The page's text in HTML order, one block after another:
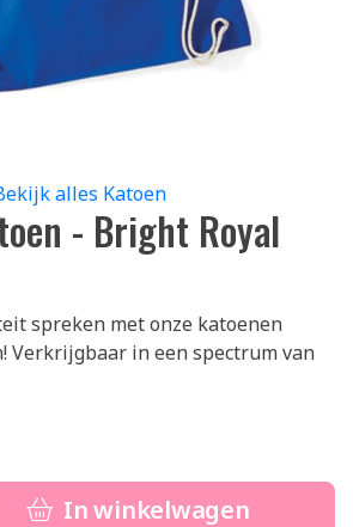
alles Katoen
- Bright Royal
spreken met onze katoenen
Verkrijgbaar in een spectrum van
In winkelwagen